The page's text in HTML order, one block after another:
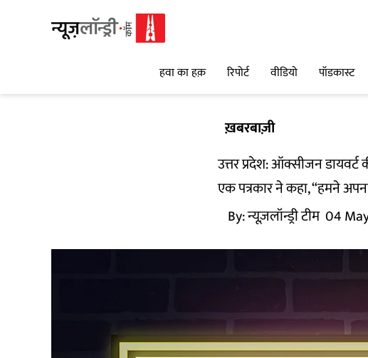
हवा का हक़ रिपोर्ट वीडियो पॉडकास्ट
ख़बरबाज़ी
उत्तर प्रदेश: ऑक्सीजन डायवर्ट
एक पत्रकार ने कहा, “हमने
By:न्यूज़लॉन्ड्री टीम 04